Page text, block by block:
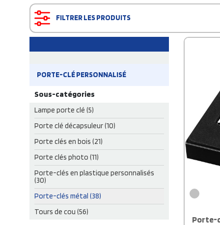
FILTRER LES PRODUITS
PORTE-CLÉ PERSONNALISÉ
Sous-catégories
Lampe porte clé (5)
Porte clé décapsuleur (10)
Porte clés en bois (21)
Porte clés photo (11)
Porte-clés en plastique personnalisés
(30)
Porte-clés métal (38)
Tours de cou (56)
Porte-